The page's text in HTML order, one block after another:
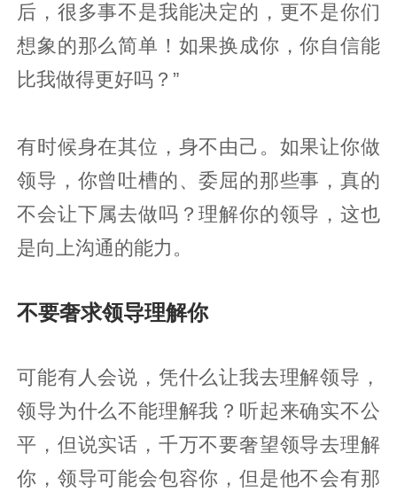
后，很多事不是我能决定的，更不是你们
想象的那么简单！如果换成你，你自信能
比我做得更好吗？”
有时候身在其位，身不由己。如果让你做
领导，你曾吐槽的、委屈的那些事，真的
不会让下属去做吗？理解你的领导，这也
是向上沟通的能力。
不要奢求领导理解你
可能有人会说，凭什么让我去理解领导，
领导为什么不能理解我？听起来确实不公
平，但说实话，千万不要奢望领导去理解
你，领导可能会包容你，但是他不会有那